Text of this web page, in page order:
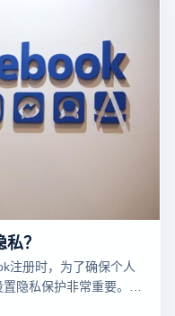
？
注册时，为了确保个人
隐私保护非常重要。以